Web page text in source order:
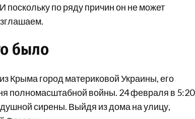
по ряду причин он не может
было
Крыма город материковой Украины, его
полномасштабной войны. 24 февраля в 5:20
сирены. Выйдя из дома на улицу,